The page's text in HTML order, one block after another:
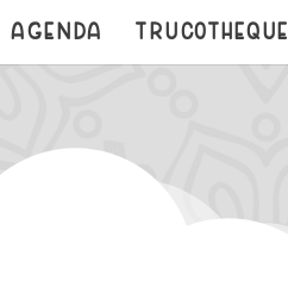
AGENDA TRUCOTHEQUE